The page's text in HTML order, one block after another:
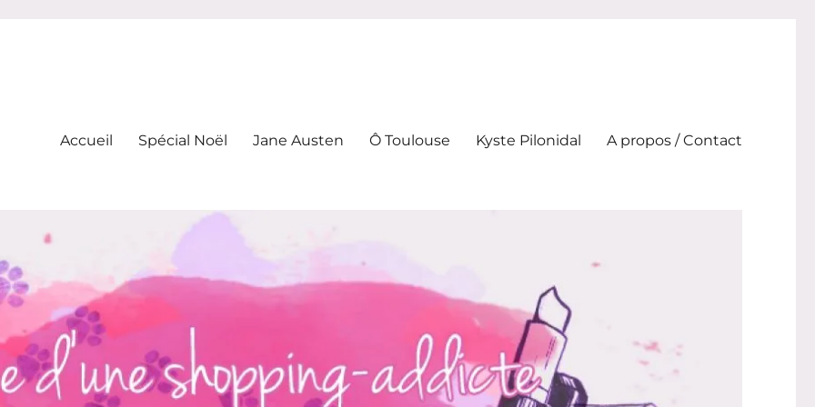
Accueil Spécial Noël Jane Austen Ô Toulouse Kyste Pilonidal A propos / Contact